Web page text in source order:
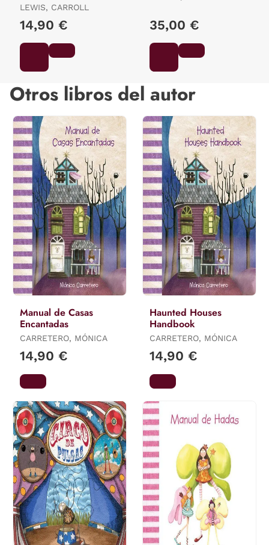
del Espejo
LEWIS, CARROLL
14,90 € 35,00 €
Otros libros del autor
Manual de Casas
Encantadas
CARRETERO, MÓNICA
14,90 €
Haunted Houses
Handbook
CARRETERO, MÓNICA
14,90 €